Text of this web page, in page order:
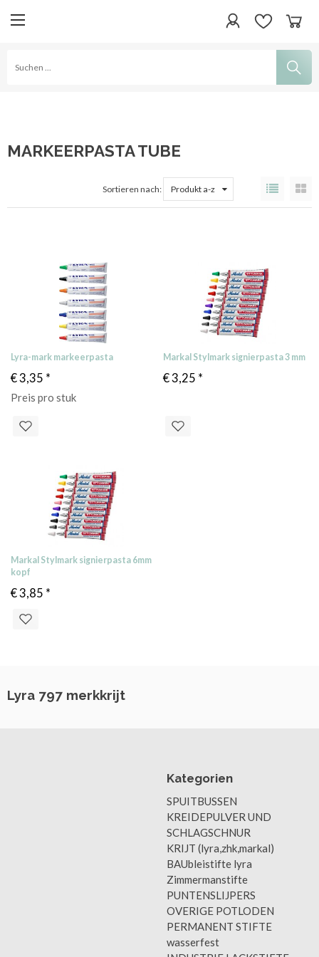
MARKEERPASTA TUBE
Sortieren nach: Produkt a-z
Lyra-mark markeerpasta
€ 3,35 *
Preis pro stuk
Markal Stylmark signierpasta 3 mm
€ 3,25 *
Markal Stylmark signierpasta 6mm
kopf
€ 3,85 *
Lyra 797 merkkrijt
Kategorien
SPUITBUSSEN
KREIDEPULVER UND
SCHLAGSCHNUR
KRIJT (lyra,zhk,markal)
BAUbleistifte lyra
Zimmermanstifte
PUNTENSLIJPERS
OVERIGE POTLODEN
PERMANENT STIFTE
wasserfest